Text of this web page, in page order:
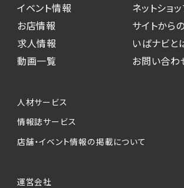
イベント情報
お店情報
求人情報
動画一覧
ネットショ
サイトから
いばナビと
お問い合わ
人材サービス
情報誌サービス
店舗・イベント情報の掲載について
運営会社